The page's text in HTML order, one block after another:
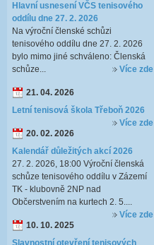
Hlavní usnesení VČS tenisového
oddílu dne 27. 2. 2026
Na výroční členské schůzi
tenisového oddílu dne 27. 2. 2026
bylo mimo jiné schváleno: Členská
schůze...
Více zde
21. 04. 2026
Letní tenisová škola Třeboň 2026
Více zde
20. 02. 2026
Kalendář důležitých akcí 2026
27. 2. 2026, 18:00 Výroční členská
schůze tenisového oddílu v Zázemí
TK - klubovně 2NP nad
Občerstvením na kurtech 2. 5....
Více zde
10. 10. 2025
Slavnostní otevření tenisových